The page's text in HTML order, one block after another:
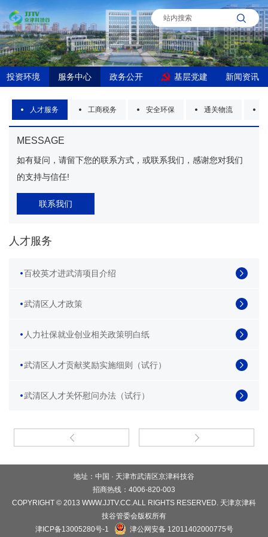
投资环境 服务中心 政务公开 基层党建 新闻资讯
人才服务 工商税务 安全环保 通关物流
MESSAGE
如有疑问，请留下您的联系方式，或联系我们，感谢您对我们
的支持与信任!
联系我们
人才服务
百校英才进武清项目介绍
武清区人才政策
人力社保就业创业相关政策明白纸
武清区人才贡献奖励实施细则（试行）
武清区人才关怀慰问办法（试行）
地址：中国 · 天津市武清区京津科技谷
招商热线：4006-820-003
COPYRIGHT © 2013 WWW.JJTV.CC.ALL RIGHTS RESERVED. 天津京津科
技谷管委会版权所有
津ICP备13005280号-1
津公网安备 12011402000775号